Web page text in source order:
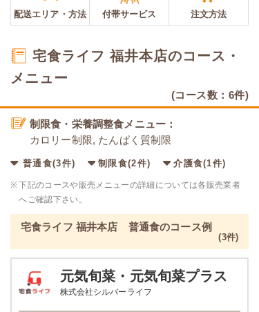
配送エリア・ 方法 付帯サービス 注文方法
宅食ライフ 福井本店のコース・
メニュー
(コース数：6件)
制限食・栄養調整食メニュー：
カロリー制限, たんぱく質制限
普通食(3件) 制限食(2件) 介護食(1件)
※下記のコースや販売メニューの詳細については各販売業者
へご確認下さい。
宅食ライフ 福井本店 普通食のコース例
(3件)
元気旬菜・元気旬菜プラス
株式会社シルバーライフ